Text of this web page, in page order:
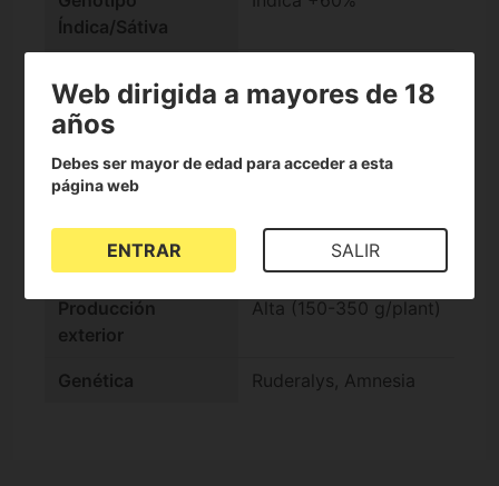
Índica/Sátiva
Efecto
Ciclo completo
Estándar (10-14
Media (250-450
g/m2)
Producción
exterior
Alta (150-350 g/plant)
Genética Ruderalys, Amnesia
Web dirigida a mayores de 18
años
Debes ser mayor de edad para acceder a esta
página web
ENTRAR SALIR